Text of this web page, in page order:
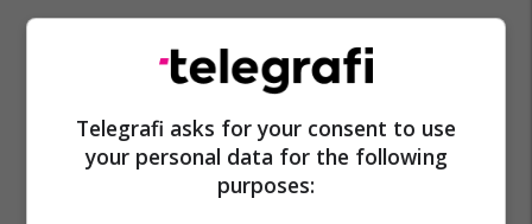
Telegrafi asks for your consent to use
your personal data for the following
purposes: